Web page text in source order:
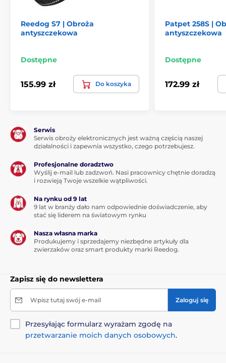
Reedog S7 | Obroża
antyszczekowa
Dostępne
155.99 zł Do koszyka
Patpet 258S |
antyszczekowa
Dostępne
172.99 zł
Serwis
Serwis obroży elektronicznych jest ważną częścią naszej
działalności i zapewnia wszystko, czego potrzebujesz.
Profesjonalne doradztwo
Wyślij e-mail lub zadzwoń. Nasi pracownicy chętnie doradzą
i rozwieją Twoje wszelkie wątpliwości.
Na rynku od 9 lat
9 lat w branży dało nam odpowiednie doświadczenie, aby
stać się liderem na światowym rynku
Nasza własna marka
Produkujemy i sprzedajemy niezbędne artykuły dla
zwierzaków oraz smart produkty marki Reedog.
Zapisz się do newslettera
Wpisz tutaj swój e-mail Zaloguj się
Przesyłając formularz wyrażam zgodę na
przetwarzanie moich danych osobowych.